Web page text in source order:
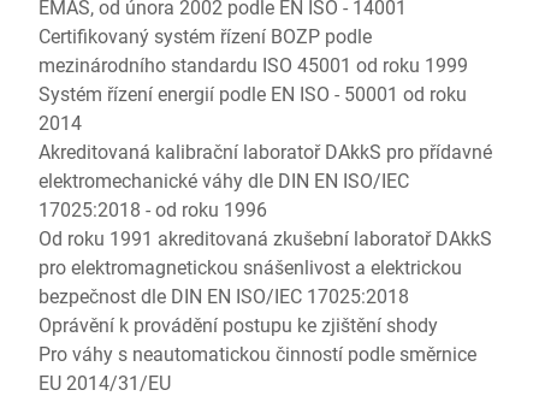
EMAS, od února 2002 podle EN ISO - 14001
Certifikovaný systém řízení BOZP podle
mezinárodního standardu ISO 45001 od roku 1999
Systém řízení energií podle EN ISO - 50001 od roku
2014
Akreditovaná kalibrační laboratoř DAkkS pro přídavné
elektromechanické váhy dle DIN EN ISO/IEC
17025:2018 - od roku 1996
Od roku 1991 akreditovaná zkušební laboratoř DAkkS
pro elektromagnetickou snášenlivost a elektrickou
bezpečnost dle DIN EN ISO/IEC 17025:2018
Oprávění k provádění postupu ke zjištění shody
Pro váhy s neautomatickou činností podle směrnice
EU 2014/31/EU